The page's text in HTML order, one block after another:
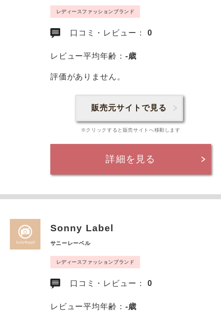
レディースファッションブランド
口コミ・レビュー：0
レビュー平均年齢：-歳
評価がありません。
販売元サイトで見る
※クリックすると販売サイトへ移動します
詳細を見る
Sonny Label
サニーレーベル
レディースファッションブランド
口コミ・レビュー：0
レビュー平均年齢：-歳